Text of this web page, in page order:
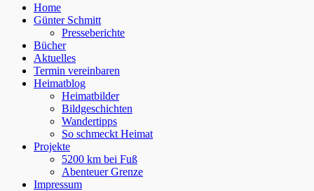
Home
Günter Schmitt
Presseberichte
Bücher
Aktuelles
Termin vereinbaren
Heimatblog
Heimatbilder
Bildgeschichten
Wandertipps
So schmeckt Heimat
Projekte
5200 km bei Fuß
Abenteuer Grenze
Impressum